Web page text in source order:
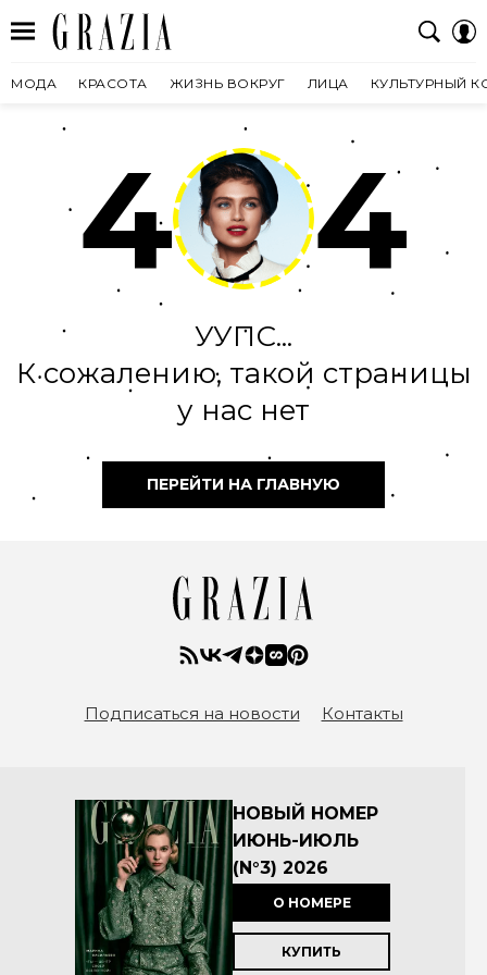
МОДА КРАСОТА ЖИЗНЬ ВОКРУГ ЛИЦА КУЛЬТУРНЫЙ
4 4
УУПС...
К сожалению, такой страницы
у нас нет
ПЕРЕЙТИ НА ГЛАВНУЮ
Подписаться на новости Контакты
НОВЫЙ НОМЕР
ИЮНЬ-ИЮЛЬ
(N°3) 2026
О НОМЕРЕ
КУПИТЬ